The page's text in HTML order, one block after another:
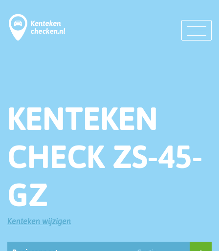
KENTEKEN
CHECK ZS-45-
GZ
Kenteken wijzigen